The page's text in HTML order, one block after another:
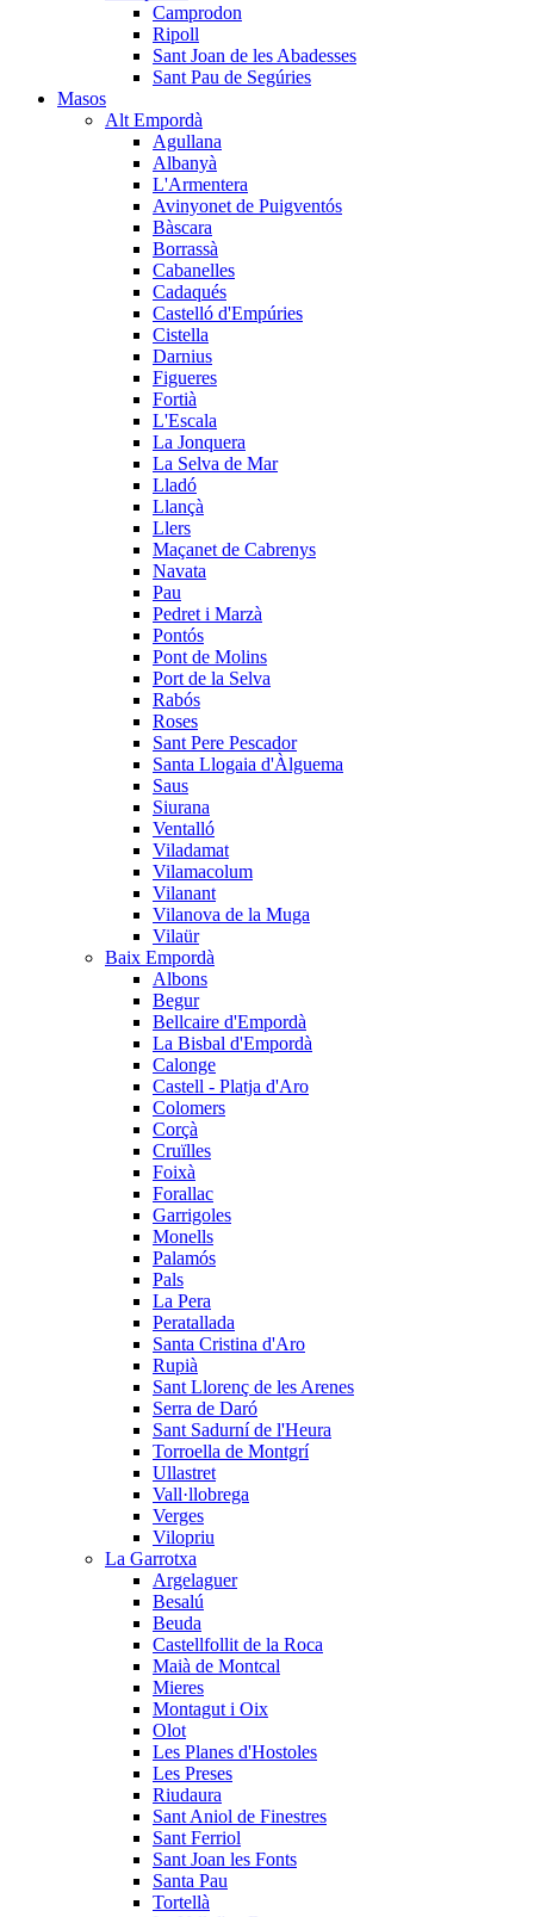
Camprodon
Ripoll
Sant Joan de les Abadesses
Sant Pau de Segúries
Masos
Alt Empordà
Agullana
Albanyà
L'Armentera
Avinyonet de Puigventós
Bàscara
Borrassà
Cabanelles
Cadaqués
Castelló d'Empúries
Cistella
Darnius
Figueres
Fortià
L'Escala
La Jonquera
La Selva de Mar
Lladó
Llançà
Llers
Maçanet de Cabrenys
Navata
Pau
Pedret i Marzà
Pontós
Pont de Molins
Port de la Selva
Rabós
Roses
Sant Pere Pescador
Santa Llogaia d'Àlguema
Saus
Siurana
Ventalló
Viladamat
Vilamacolum
Vilanant
Vilanova de la Muga
Vilaür
Baix Empordà
Albons
Begur
Bellcaire d'Empordà
La Bisbal d'Empordà
Calonge
Castell - Platja d'Aro
Colomers
Corçà
Cruïlles
Foixà
Forallac
Garrigoles
Monells
Palamós
Pals
La Pera
Peratallada
Santa Cristina d'Aro
Rupià
Sant Llorenç de les Arenes
Serra de Daró
Sant Sadurní de l'Heura
Torroella de Montgrí
Ullastret
Vall·llobrega
Verges
Vilopriu
La Garrotxa
Argelaguer
Besalú
Beuda
Castellfollit de la Roca
Maià de Montcal
Mieres
Montagut i Oix
Olot
Les Planes d'Hostoles
Les Preses
Riudaura
Sant Aniol de Finestres
Sant Ferriol
Sant Joan les Fonts
Santa Pau
Tortellà